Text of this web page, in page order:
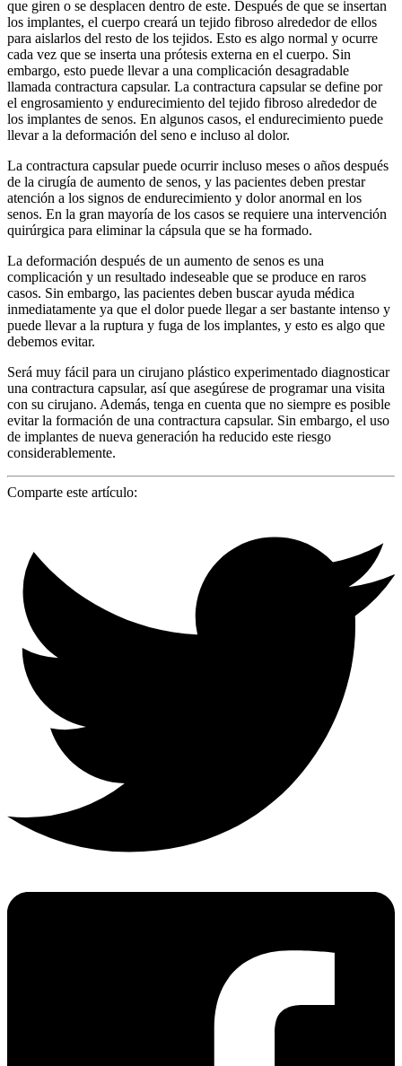
que giren o se desplacen dentro de este. Después de que se insertan
los implantes, el cuerpo creará un tejido fibroso alrededor de ellos
para aislarlos del resto de los tejidos. Esto es algo normal y ocurre
cada vez que se inserta una prótesis externa en el cuerpo. Sin
embargo, esto puede llevar a una complicación desagradable
llamada contractura capsular. La contractura capsular se define por
el engrosamiento y endurecimiento del tejido fibroso alrededor de
los implantes de senos. En algunos casos, el endurecimiento puede
llevar a la deformación del seno e incluso al dolor.
La contractura capsular puede ocurrir incluso meses o años después
de la cirugía de aumento de senos, y las pacientes deben prestar
atención a los signos de endurecimiento y dolor anormal en los
senos. En la gran mayoría de los casos se requiere una intervención
quirúrgica para eliminar la cápsula que se ha formado.
La deformación después de un aumento de senos es una
complicación y un resultado indeseable que se produce en raros
casos. Sin embargo, las pacientes deben buscar ayuda médica
inmediatamente ya que el dolor puede llegar a ser bastante intenso y
puede llevar a la ruptura y fuga de los implantes, y esto es algo que
debemos evitar.
Será muy fácil para un cirujano plástico experimentado diagnosticar
una contractura capsular, así que asegúrese de programar una visita
con su cirujano. Además, tenga en cuenta que no siempre es posible
evitar la formación de una contractura capsular. Sin embargo, el uso
de implantes de nueva generación ha reducido este riesgo
considerablemente.
Comparte este artículo: